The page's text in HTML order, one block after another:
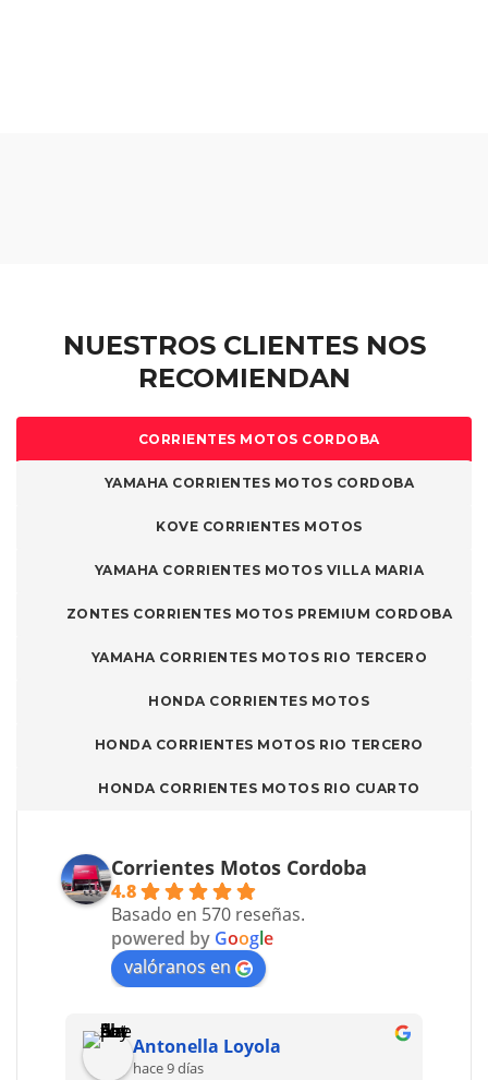
NUESTROS CLIENTES NOS
RECOMIENDAN
CORRIENTES MOTOS CORDOBA
YAMAHA CORRIENTES MOTOS CORDOBA
KOVE CORRIENTES MOTOS
YAMAHA CORRIENTES MOTOS VILLA MARIA
ZONTES CORRIENTES MOTOS PREMIUM CORDOBA
YAMAHA CORRIENTES MOTOS RIO TERCERO
HONDA CORRIENTES MOTOS
HONDA CORRIENTES MOTOS RIO TERCERO
HONDA CORRIENTES MOTOS RIO CUARTO
Corrientes Motos Cordoba
4.8
Basado en 570 reseñas.
powered by Google
valóranos en
Antonella Loyola
hace 9 días